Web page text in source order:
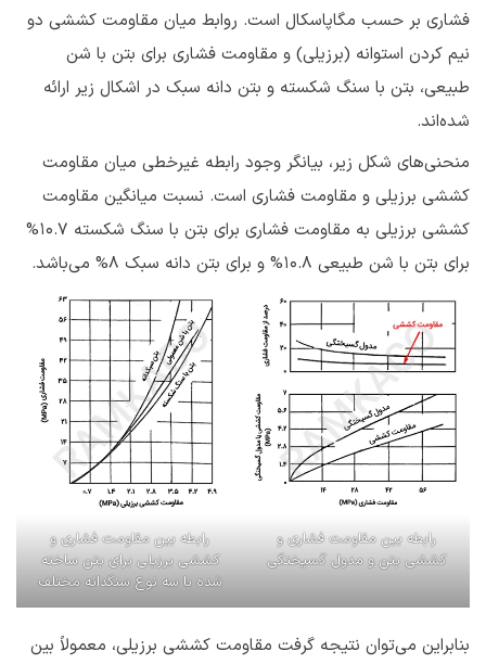
فشاری بر حسب مگاپاسکال است. روابط میان مقاومت کششی دو
نیم کردن استوانه (برزیلی) و مقاومت فشاری برای بتن با شن
طبیعی، بتن با سنگ شکسته و بتن دانه سبک در اشکال زیر ارائه
شده‌اند.
منحنی‌های شکل زیر، بیانگر وجود رابطه غیرخطی میان مقاومت
کششی برزیلی و مقاومت فشاری است. نسبت میانگین مقاومت
کششی برزیلی به مقاومت فشاری برای بتن با سنگ شکسته 10.7%
برای بتن با شن طبیعی 10.8% و برای بتن دانه سبک ۸% می‌باشد.
رابطه‌ بین مقاومت فشاری و
کششی بتن و مدول گسیختگی
رابطه‌ بین مقاومت فشاری و
کششی برزیلی برای بتن ساخته
شده با سه نوع سنگدانه مختلف
بنابراین می‌توان نتیجه گرفت مقاومت کششی برزیلی، معمولاً بین